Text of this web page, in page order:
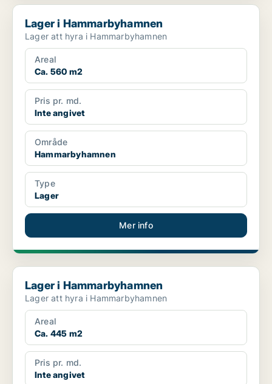
Lager i Hammarbyhamnen
Lager i Hammarbyhamnen
Lager att hyra i Hammarbyhamnen
Areal
Ca. 560 m2
Pris pr. md.
Inte angivet
Område
Hammarbyhamnen
Type
Lager
Mer info
Lager i Hammarbyhamnen
Lager i Hammarbyhamnen
Lager att hyra i Hammarbyhamnen
Areal
Ca. 445 m2
Pris pr. md.
Inte angivet